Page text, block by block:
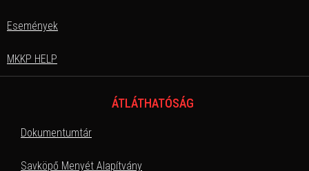
Események
MKKP HELP
ÁTLÁTHATÓSÁG
Dokumentumtár
Savköpő Menyét Alapítvány